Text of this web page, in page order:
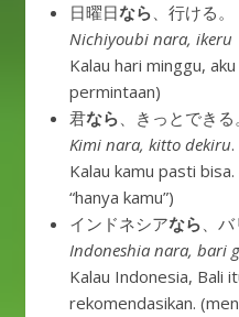
日曜日なら、行ける。
Nichiyoubi nara, ikeru
Kalau hari minggu,
permintaan)
君なら、きっとできる。
Kimi nara, kitto dekiru.
Kalau kamu pasti
“hanya kamu”)
インドネシアなら、バ
Indoneshia nara, bari
Kalau Indonesia, Bali
rekomendasikan.